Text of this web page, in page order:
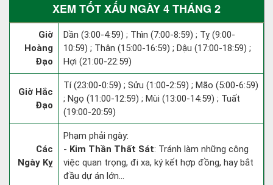
XEM TỐT XẤU NGÀY 4 THÁNG 2
Giờ
Hoàng
Đạo
Dần (3:00-4:59) ; Thìn (7:00-8:59) ; Tỵ (9:00-
10:59) ; Thân (15:00-16:59) ; Dậu (17:00-18:59) ;
Hợi (21:00-22:59)
Giờ Hắc
Đạo
Tí (23:00-0:59) ; Sửu (1:00-2:59) ; Mão (5:00-6:59)
; Ngọ (11:00-12:59) ; Mùi (13:00-14:59) ; Tuất
(19:00-20:59)
Các
Ngày Kỵ
Phạm phải ngày:
- Kim Thần Thất Sát: Tránh làm những công
việc quan trọng, đi xa, ký kết hợp đồng, hay bắt
đầu dự án lớn...